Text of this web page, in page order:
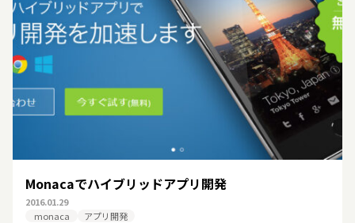
Monacaでハイブリッドアプリ開発
2016.01.29
monaca
アプリ開発